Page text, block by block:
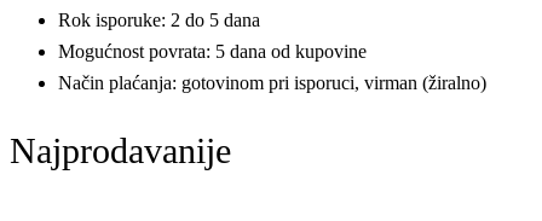
Rok isporuke: 2 do 5 dana
Mogućnost povrata: 5 dana od kupovine
Način plaćanja: gotovinom pri isporuci, virman (žiralno)
Najprodavanije